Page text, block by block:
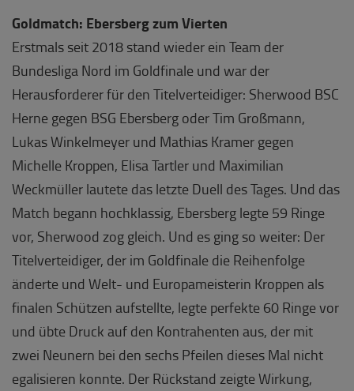
Goldmatch: Ebersberg zum Vierten
Erstmals seit 2018 stand wieder ein Team der
Bundesliga Nord im Goldfinale und war der
Herausforderer für den Titelverteidiger: Sherwood BSC
Herne gegen BSG Ebersberg oder Tim Großmann,
Lukas Winkelmeyer und Mathias Kramer gegen
Michelle Kroppen, Elisa Tartler und Maximilian
Weckmüller lautete das letzte Duell des Tages. Und das
Match begann hochklassig, Ebersberg legte 59 Ringe
vor, Sherwood zog gleich. Und es ging so weiter: Der
Titelverteidiger, der im Goldfinale die Reihenfolge
änderte und Welt- und Europameisterin Kroppen als
finalen Schützen aufstellte, legte perfekte 60 Ringe vor
und übte Druck auf den Kontrahenten aus, der mit
zwei Neunern bei den sechs Pfeilen dieses Mal nicht
egalisieren konnte. Der Rückstand zeigte Wirkung,